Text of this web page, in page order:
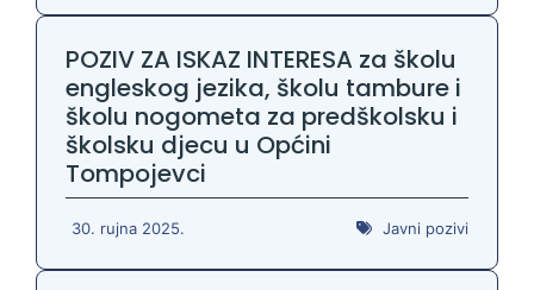
POZIV ZA ISKAZ INTERESA za školu
engleskog jezika, školu tambure i
školu nogometa za predškolsku i
školsku djecu u Općini
Tompojevci
30. rujna 2025. Javni pozivi